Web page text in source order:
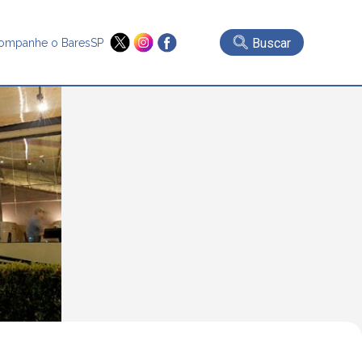
o BaresSP Buscar